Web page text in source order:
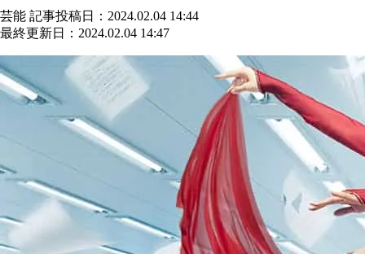
芸能 記事投稿日：2024.02.04 14:44
最終更新日：2024.02.04 14:47